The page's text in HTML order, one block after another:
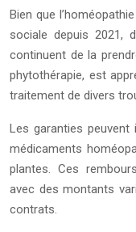
Bien que
sociale depuis 2021,
continuent de la
phytothérapie, est
traitement de divers
Les garanties peuvent
médicaments
plantes. Ces
avec des montants
contrats.